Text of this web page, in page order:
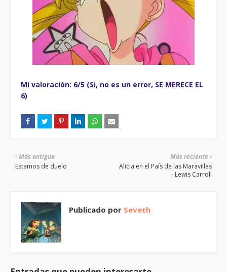
Mi valoración: 6/5 (Si, no es un error, SE MERECE EL
6)
Más reciente
Alicia en el País de las Maravillas
- Lewis Carroll
Más antigua
Estamos de duelo
Publicado por Seveth